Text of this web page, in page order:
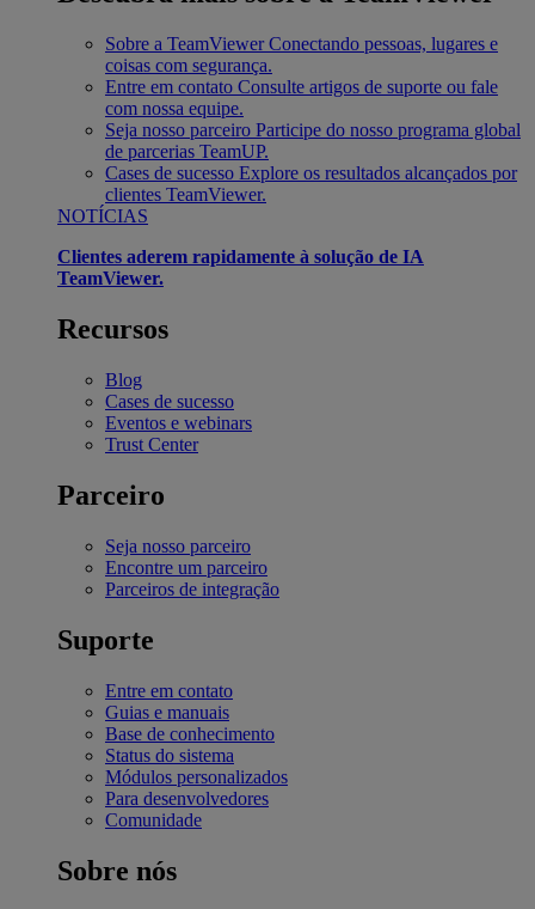
Sobre a TeamViewer Conectando pessoas, lugares e
coisas com segurança.
Entre em contato Consulte artigos de suporte ou fale
com nossa equipe.
Seja nosso parceiro Participe do nosso programa global
de parcerias TeamUP.
Cases de sucesso Explore os resultados alcançados por
clientes TeamViewer.
NOTÍCIAS
Clientes aderem rapidamente à solução de IA
TeamViewer.
Recursos
Blog
Cases de sucesso
Eventos e webinars
Trust Center
Parceiro
Seja nosso parceiro
Encontre um parceiro
Parceiros de integração
Suporte
Entre em contato
Guias e manuais
Base de conhecimento
Status do sistema
Módulos personalizados
Para desenvolvedores
Comunidade
Sobre nós